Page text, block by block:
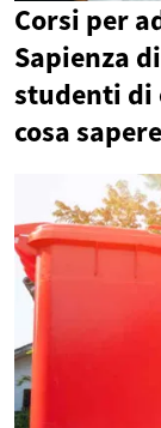
Corsi per
Sapienza
studenti di
cosa sapere